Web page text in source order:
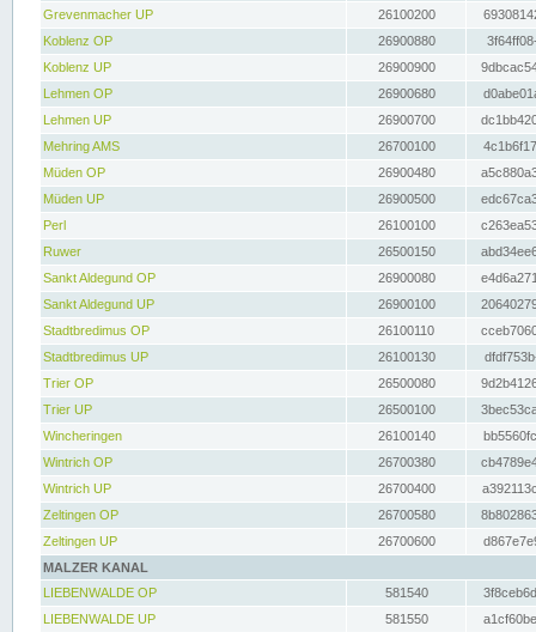
Grevenmacher UP
26100200
Koblenz OP
26900880
Koblenz UP
26900900
Lehmen OP
26900680
Lehmen UP
26900700
Mehring AMS
26700100
Müden OP
26900480
Müden UP
26900500
Perl
26100100
Ruwer
26500150
Sankt Aldegund OP
26900080
Sankt Aldegund UP
26900100
Stadtbredimus OP
26100110
Stadtbredimus UP
26100130
Trier OP
26500080
Trier UP
26500100
Wincheringen
26100140
Wintrich OP
26700380
Wintrich UP
26700400
Zeltingen OP
26700580
Zeltingen UP
26700600
MALZER KANAL
LIEBENWALDE OP
581540
LIEBENWALDE UP
581550